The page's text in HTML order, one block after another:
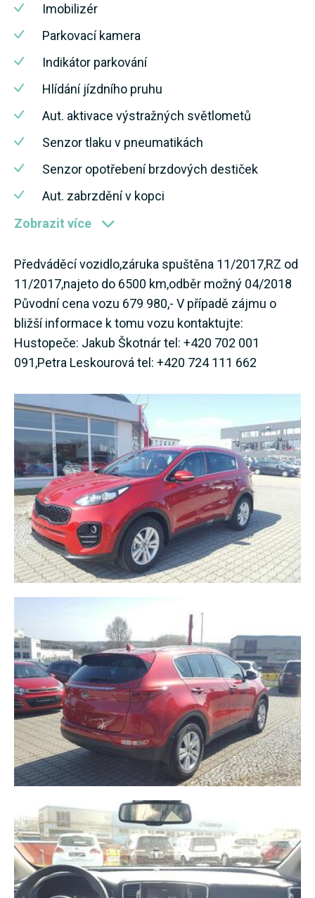
Imobilizér
Parkovací kamera
Indikátor parkování
Hlídání jízdního pruhu
Aut. aktivace výstražných světlometů
Senzor tlaku v pneumatikách
Senzor opotřebení brzdových destiček
Aut. zabrzdění v kopci
Zobrazit více
Předváděcí vozidlo,záruka spuštěna 11/2017,RZ od
11/2017,najeto do 6500 km,odběr možný 04/2018
Původní cena vozu 679 980,- V případě zájmu o
bližší informace k tomu vozu kontaktujte:
Hustopeče: Jakub Škotnár tel: +420 702 001
091,Petra Leskourová tel: +420 724 111 662